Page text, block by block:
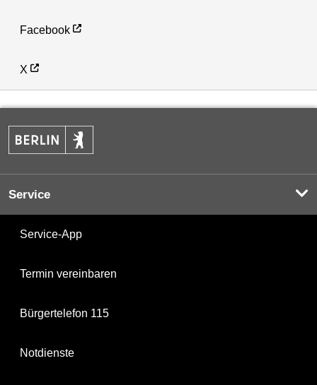
Facebook
X
Service
Service-App
Termin vereinbaren
Bürgertelefon 115
Notdienste